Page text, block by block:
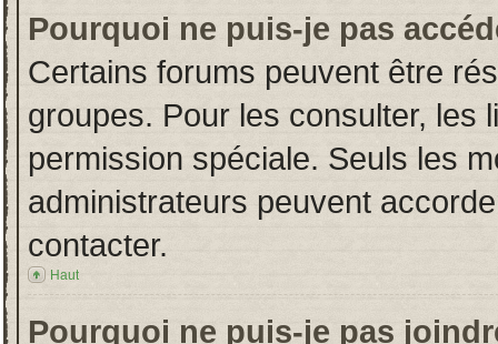
Pourquoi ne puis-je pas
Certains forums peuvent être
groupes. Pour les consulter, les
permission spéciale. Seuls les
administrateurs peuvent
contacter.
Haut
Pourquoi ne puis-je pas